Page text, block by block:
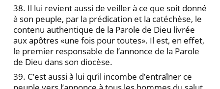
38. Il lui revient aussi de veiller à ce que soit donné
à son peuple, par la prédication et la catéchèse, le
contenu authentique de la Parole de Dieu livrée
aux apôtres «une fois pour toutes». Il est, en effet,
le premier responsable de l’annonce de la Parole
de Dieu dans son diocèse.
39. C’est aussi à lui qu’il incombe d’entraîner ce